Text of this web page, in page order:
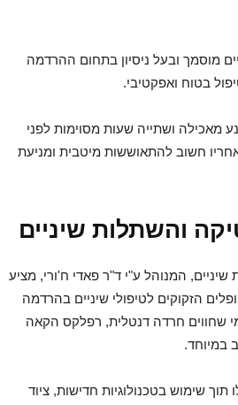
מוסמך ובעל ניסיון בתחום ההרדמה
בטוח ואפקטיבי.
מאכילה ושתייה שעות מסוימות לפני
חשוב להתאוששות מיטבית ומניעת
והשתלות שיניים
המנוהל ע"י ד"ר פאדי ח'ורי, מציע
הזקוקים לטיפולי שיניים בהרדמה
שחווים חרדה דנטלית, רפלקס הקאה
במיוחד.
שימוש בטכנולוגיות חדישות, ציוד